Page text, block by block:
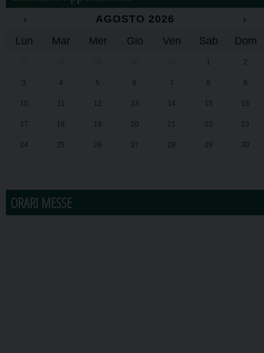
‹ AGOSTO 2026
›
Lun
Mar Mer Gio Ven Sab Dom
1 2
3 4 5 6 7 8 9
10 11 12 13 14 15 16
17 18 19 20 21 22 23
24 25 26 27 28 29 30
ORARI MESSE